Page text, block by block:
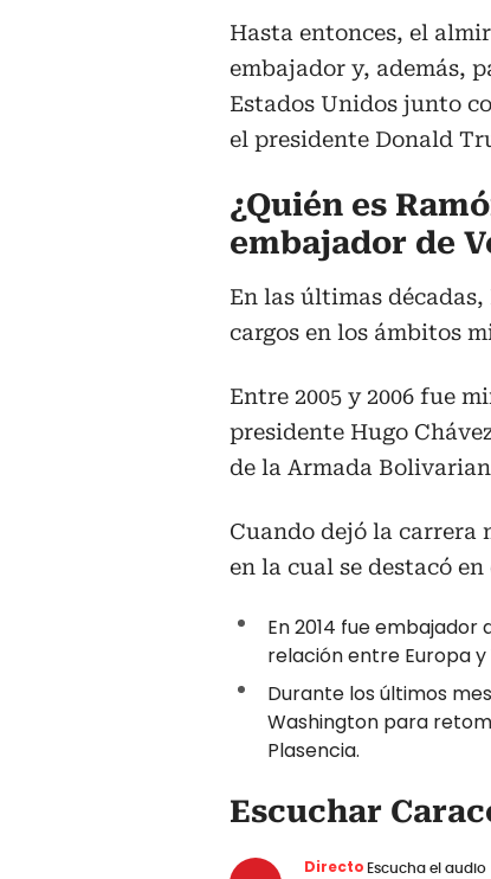
Hasta entonces, el
embajador y, además,
Estados Unidos junto
el presidente Donald
¿Quién es
embajador de
En las últimas
cargos en los ámbitos
Entre 2005 y 2006 fue
presidente Hugo
de la Armada
Cuando dejó la
en la cual se destacó en
En 2014 fue
relación entre Europa y
Durante los últimos
Washington para
Plasencia.
Escuchar
Directo Escucha el audio